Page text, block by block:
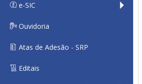
e-SIC
Ouvidoria
Atas de Adesão - SRP
Editais